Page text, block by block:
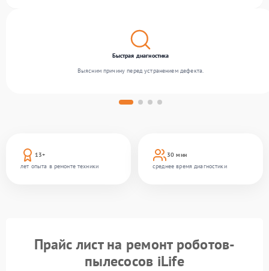
13+
лет опыта в ремонте техники
30 мин
среднее время диагностики
Быстрая диагностика
Выясним причину перед устранением дефекта.
Прайс лист на ремонт роботов-
пылесосов iLife